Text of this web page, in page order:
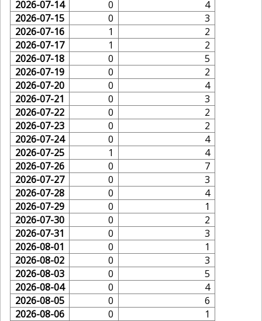
2026-07-14
0
4
2026-07-15
0
3
2026-07-16
1
2
2026-07-17
1
2
2026-07-18
0
5
2026-07-19
0
2
2026-07-20
0
4
2026-07-21
0
3
2026-07-22
0
2
2026-07-23
0
2
2026-07-24
0
4
2026-07-25
1
4
2026-07-26
0
7
2026-07-27
0
3
2026-07-28
0
4
2026-07-29
0
1
2026-07-30
0
2
2026-07-31
0
3
2026-08-01
0
1
2026-08-02
0
3
2026-08-03
0
5
2026-08-04
0
4
2026-08-05
0
6
2026-08-06
0
1